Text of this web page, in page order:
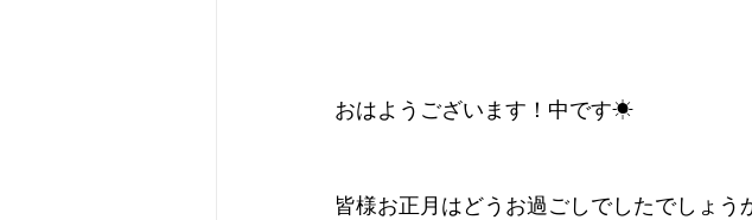
おはようございます！中です☀
皆様お正月はどうお過ごしでしたでしょう